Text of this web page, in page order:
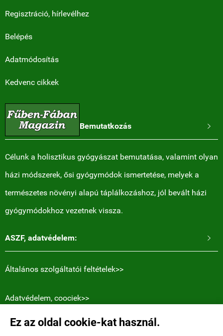
Ez az oldal cookie-kat használ.
Regisztráció, hírlevélhez
Belépés
Adatmódosítás
Kedvenc cikkek
Bemutatkozás 
Célunk a holisztikus gyógyászat bemutatása, valamint olyan
házi módszerek, ősi gyógymódok ismertetése, melyek a
természetes növényi alapú táplálkozáshoz, jól bevált házi
gyógymódokhoz vezetnek vissza.
ASZF, adatvédelem: 
Általános szolgáltatói feltételek>>
Adatvédelem, coociek>>
Elérhetőségek: